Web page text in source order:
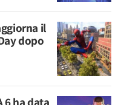
il
dopo